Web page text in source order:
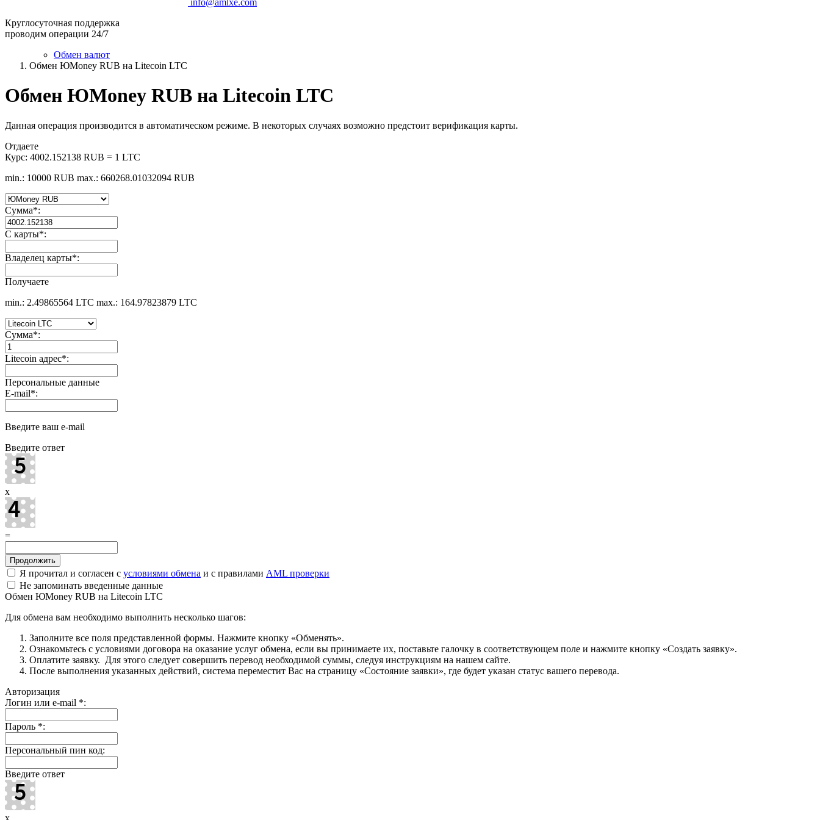
info@amlxe.com
Круглосуточная поддержка
проводим операции 24/7
Обмен валют
Обмен ЮMoney RUB на Litecoin LTC
Обмен ЮMoney RUB на Litecoin LTC
Данная операция производится в автоматическом режиме. В некоторых случаях возможно предстоит верификация карты.
Отдаете
Курс: 4002.152138 RUB = 1 LTC
min.: 10000 RUB max.: 660268.01032094 RUB
Сумма*:
С карты*:
Владелец карты*:
Получаете
min.: 2.49865564 LTC max.: 164.97823879 LTC
Сумма*:
Litecoin адрес*:
Персональные данные
E-mail*:
Введите ваш e-mail
Введите ответ
x
=
Я прочитал и согласен с условиями обмена и с правилами AML проверки
Не запоминать введенные данные
Обмен ЮMoney RUB на Litecoin LTC
Для обмена вам необходимо выполнить несколько шагов:
Заполните все поля представленной формы. Нажмите кнопку «Обменять».
Ознакомьтесь с условиями договора на оказание услуг обмена, если вы принимаете их, поставьте галочку в соответствующем поле и нажмите кнопку «Создать заявку».
Оплатите заявку. Для этого следует совершить перевод необходимой суммы, следуя инструкциям на нашем сайте.
После выполнения указанных действий, система переместит Вас на страницу «Состояние заявки», где будет указан статус вашего перевода.
Авторизация
Логин или e-mail *:
Пароль *:
Персональный пин код:
Введите ответ
x